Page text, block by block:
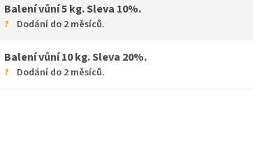
Balení vůní 5 kg. Sleva 10%.
Dodání do 2 měsíců.
Balení vůní 10 kg. Sleva 20%.
Dodání do 2 měsíců.